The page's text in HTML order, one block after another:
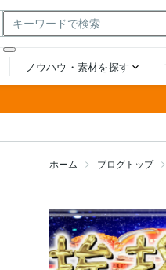
ホーム ブログトップ